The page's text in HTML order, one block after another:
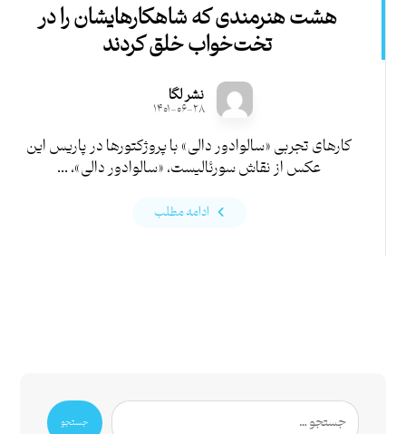
هشت هنرمندی که شاهکارهایشان را در
تخت‌خواب خلق کردند
نشر لگا
۱۴۰۱-۰۶-۲۸
کارهای تجربی «سالوادور دالی» با پروژکتورها در پاریس این
عکس از نقاش سورئالیست، «سالوادور دالی»، ...
ادامه مطلب
جستجو